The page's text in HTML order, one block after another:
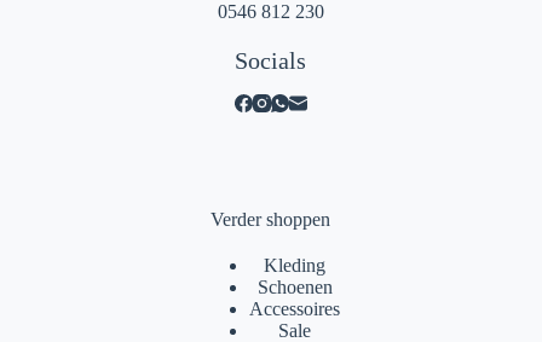
0546 812 230
Socials
Verder shoppen
Kleding
Schoenen
Accessoires
Sale